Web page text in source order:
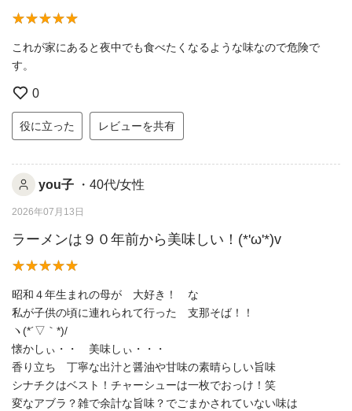
これが家にあると夜中でも食べたくなるような味なので危険で
す。
0
役に立った レビューを共有
you子 ・40代/女性
2026年07月13日
ラーメンは９０年前から美味しい！(*'ω'*)v
昭和４年生まれの母が 大好き！ な
私が子供の頃に連れられて行った 支那そば！！
ヽ(*´▽｀*)/
懐かしぃ・・ 美味しぃ・・・
香り立ち 丁寧な出汁と醤油や甘味の素晴らしい旨味
シナチクはベスト！チャーシューは一枚でおっけ！笑
変なアブラ？雑で余計な旨味？でごまかされていない味は